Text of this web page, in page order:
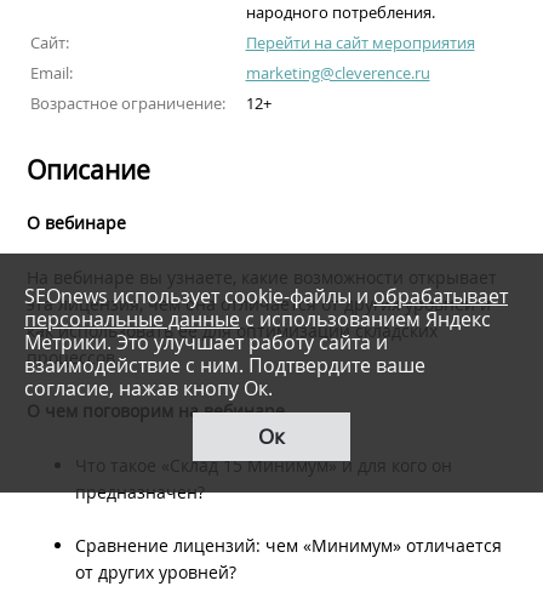
народного потребления.
Сайт:
Перейти на сайт мероприятия
Email:
marketing@cleverence.ru
Возрастное ограничение:
12+
Описание
О вебинаре
На вебинаре вы узнаете, какие возможности открывает
эта лицензия, чем она отличается от других уровней и
как использовать ее для оптимизации складских
процессов.
О чем поговорим на вебинаре
Что такое «Склад 15 Минимум» и для кого он
предназначен?
Сравнение лицензий: чем «Минимум» отличается
от других уровней?
SEOnews использует cookie-файлы иобрабатывает
персональные данныес использованием Яндекс
Метрики. Это улучшает работу сайта и
взаимодействие с ним. Подтвердите ваше
согласие, нажав кнопу Ок.
Ок